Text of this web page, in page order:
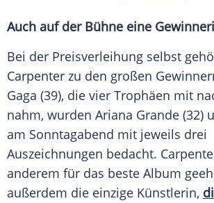
Auch auf der Bühne eine
Bei der Preisverleihung selbst
Carpenter zu den großen
Gaga (39), die vier Trophäen mit
nahm, wurden Ariana Grande (32)
am Sonntagabend mit jeweils drei
Auszeichnungen bedacht.
anderem für das beste Album
außerdem die einzige Künstlerin,